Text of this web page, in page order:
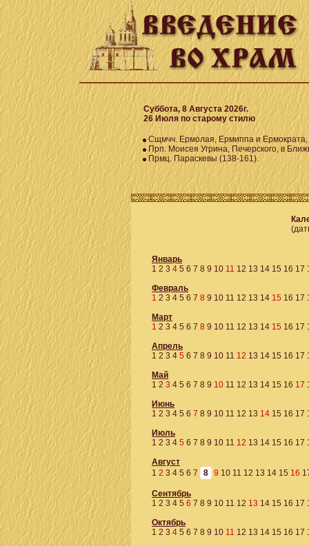
Суббота, 8 Августа 2026г.
26 Июля по старому стилю
Сщмчч. Ермолая, Ермиппа и Ермократа,
Прп. Моисея Угрина, Печерского, в
Прмц. Параскевы (138-161).
Январь
1 2 3 4 5 6 7 8 9 10 11 12 13 14 15 16 17
Февраль
1 2 3 4 5 6 7 8 9 10 11 12 13 14 15 16 17
Март
1 2 3 4 5 6 7 8 9 10 11 12 13 14 15 16 17
Апрель
1 2 3 4 5 6 7 8 9 10 11 12 13 14 15 16 17
Май
1 2 3 4 5 6 7 8 9 10 11 12 13 14 15 16 17
Июнь
1 2 3 4 5 6 7 8 9 10 11 12 13 14 15 16 17
Июль
1 2 3 4 5 6 7 8 9 10 11 12 13 14 15 16 17
Август
1 2 3 4 5 6 7 8 9 10 11 12 13 14 15 16
Сентябрь
1 2 3 4 5 6 7 8 9 10 11 12 13 14 15 16 17
Октябрь
1 2 3 4 5 6 7 8 9 10 11 12 13 14 15 16 17